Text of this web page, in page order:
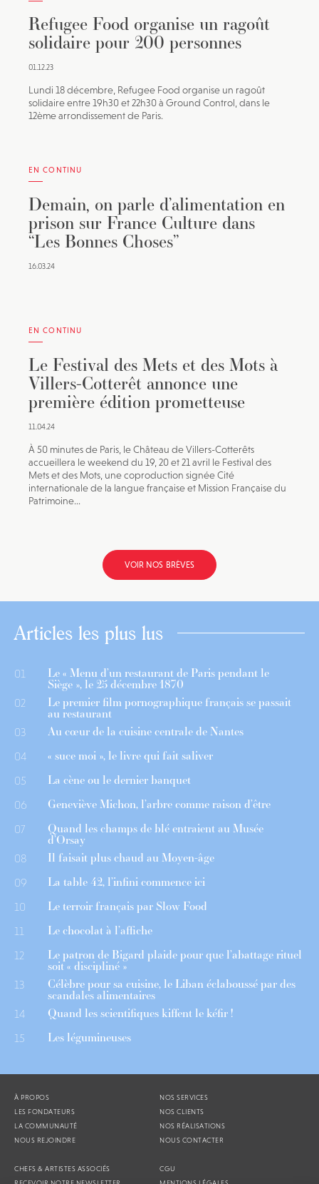
Refugee Food organise un ragoût
solidaire pour 200 personnes
01.12.23
Lundi 18 décembre, Refugee Food organise un ragoût
solidaire entre 19h30 et 22h30 à Ground Control, dans le
12ème arrondissement de Paris.
EN CONTINU
Demain, on parle d’alimentation en
prison sur France Culture dans
“Les Bonnes Choses”
16.03.24
EN CONTINU
Le Festival des Mets et des Mots à
Villers-Cotterêt annonce une
première édition prometteuse
11.04.24
À 50 minutes de Paris, le Château de Villers-Cotterêts
accueillera le weekend du 19, 20 et 21 avril le Festival des
Mets et des Mots, une coproduction signée Cité
internationale de la langue française et Mission Française du
Patrimoine...
VOIR NOS BRÈVES
Articles les plus lus
01 Le « Menu d’un restaurant de Paris pendant le
Siège », le 25 décembre 1870
02 Le premier film pornographique français se passait
au restaurant
03 Au cœur de la cuisine centrale de Nantes
04 « suce moi », le livre qui fait saliver
05 La cène ou le dernier banquet
06 Geneviève Michon, l’arbre comme raison d’être
07 Quand les champs de blé entraient au Musée
d’Orsay
08 Il faisait plus chaud au Moyen-âge
09 La table 42, l’infini commence ici
10 Le terroir français par Slow Food
11 Le chocolat à l’affiche
12 Le patron de Bigard plaide pour que l’abattage rituel
soit « discipliné »
13 Célèbre pour sa cuisine, le Liban éclaboussé par des
scandales alimentaires
14 Quand les scientifiques kiffent le kéfir !
15 Les légumineuses
À PROPOS
LES FONDATEURS
LA COMMUNAUTÉ
NOUS REJOINDRE
NOS SERVICES
NOS CLIENTS
NOS RÉALISATIONS
NOUS CONTACTER
CHEFS & ARTISTES ASSOCIÉS
CGU